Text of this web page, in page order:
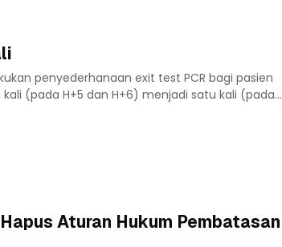
penyederhanaan exit test PCR bagi pasien
(pada H+5 dan H+6) menjadi satu kali (pada...
Aturan Hukum Pembatasan